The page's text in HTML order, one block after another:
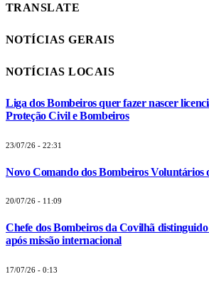
TRANSLATE
NOTÍCIAS GERAIS
NOTÍCIAS LOCAIS
Liga dos Bombeiros quer fazer nascer
Proteção Civil e Bombeiros
23/07/26 - 22:31
Novo Comando dos Bombeiros Voluntários
20/07/26 - 11:09
Chefe dos Bombeiros da Covilhã
após missão internacional
17/07/26 - 0:13